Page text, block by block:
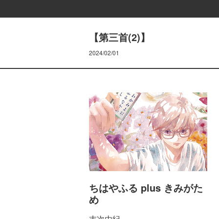
【第三首(2)】
2024/02/01
ちはやふる plus きみがた
め